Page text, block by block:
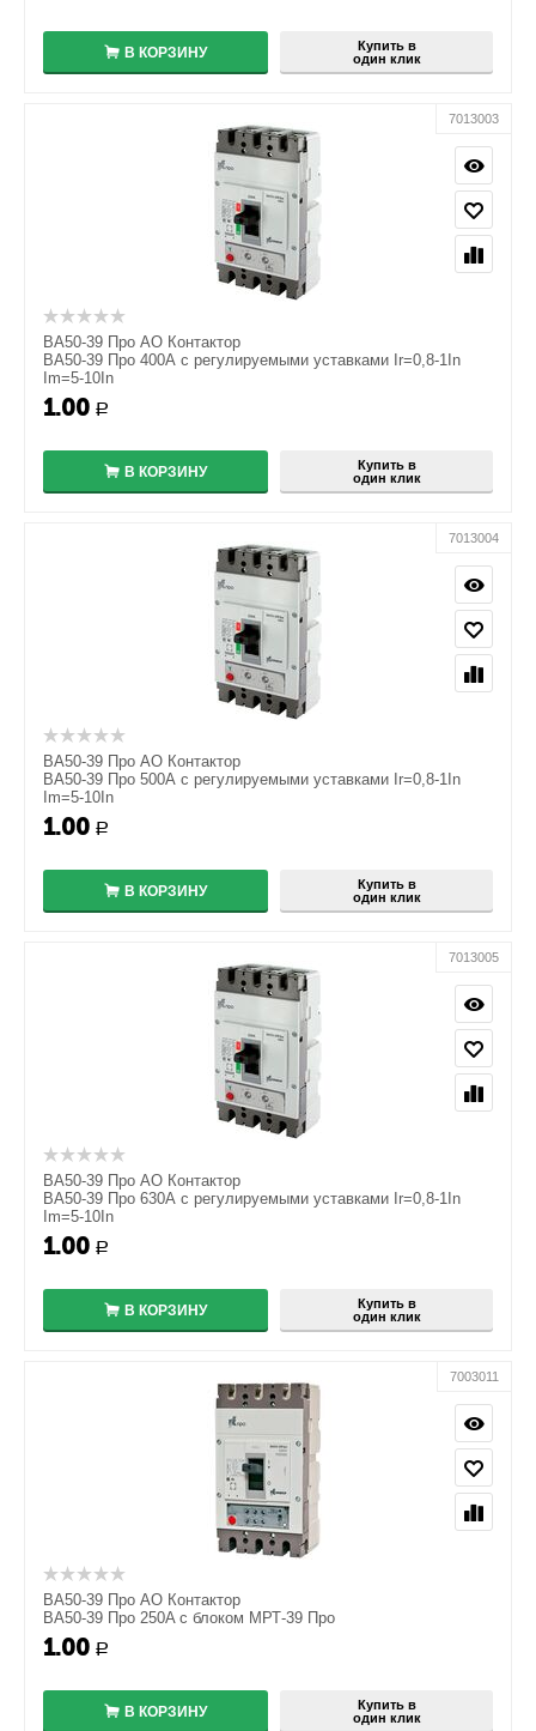
В КОРЗИНУ
Купить в
один клик
7013003
ВА50-39 Про АО Контактор
ВА50-39 Про 400А с регулируемыми уставками Ir=0,8-1In
Im=5-10In
1.00 Р
В КОРЗИНУ
Купить в
один клик
7013004
ВА50-39 Про АО Контактор
ВА50-39 Про 500А с регулируемыми уставками Ir=0,8-1In
Im=5-10In
1.00 Р
В КОРЗИНУ
Купить в
один клик
7013005
ВА50-39 Про АО Контактор
ВА50-39 Про 630А с регулируемыми уставками Ir=0,8-1In
Im=5-10In
1.00 Р
В КОРЗИНУ
Купить в
один клик
7003011
ВА50-39 Про АО Контактор
ВА50-39 Про 250A с блоком МРТ-39 Про
1.00 Р
В КОРЗИНУ
Купить в
один клик